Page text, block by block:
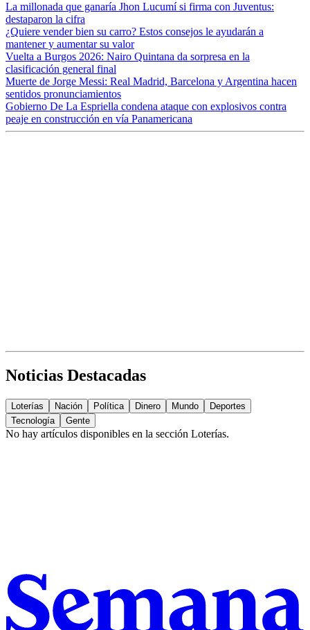
La millonada que ganaría Jhon Lucumí si firma con Juventus:
destaparon la cifra
¿Quiere vender bien su carro? Estos consejos le ayudarán a
mantener y aumentar su valor
Vuelta a Burgos 2026: Nairo Quintana da sorpresa en la
clasificación general final
Muerte de Jorge Messi: Real Madrid, Barcelona y Argentina hacen
sentidos pronunciamientos
Gobierno De La Espriella condena ataque con explosivos contra
peaje en construcción en vía Panamericana
Noticias Destacadas
Loterías Nación Política Dinero Mundo
Deportes
Tecnología
Gente
No hay artículos disponibles en la sección Loterías.